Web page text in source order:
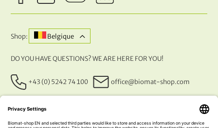
Shop: Belgique
DO YOU HAVE QUESTIONS? WE ARE HERE FOR YOU!
+43 (0) 5242 74 100 office@biomat-shop.com